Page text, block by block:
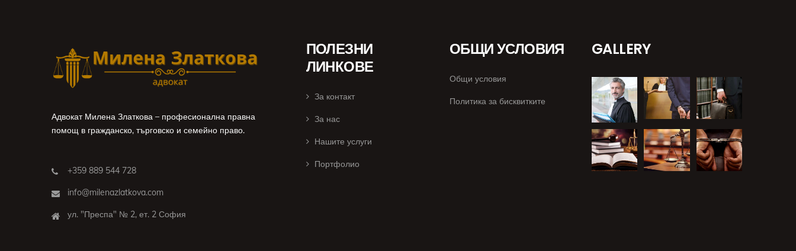
Адвокат Милена Златкова – професионална правна
помощ в гражданско, търговско и семейно право.
+359 889 544 728
info@milenazlatkova.com
ул. "Преспа" № 2, ет. 2 София
ПОЛЕЗНИ
ЛИНКОВЕ
За контакт
За нас
Нашите услуги
Портфолио
ОБЩИ УСЛОВИЯ
Общи условия
Политика за бисквитките
GALLERY